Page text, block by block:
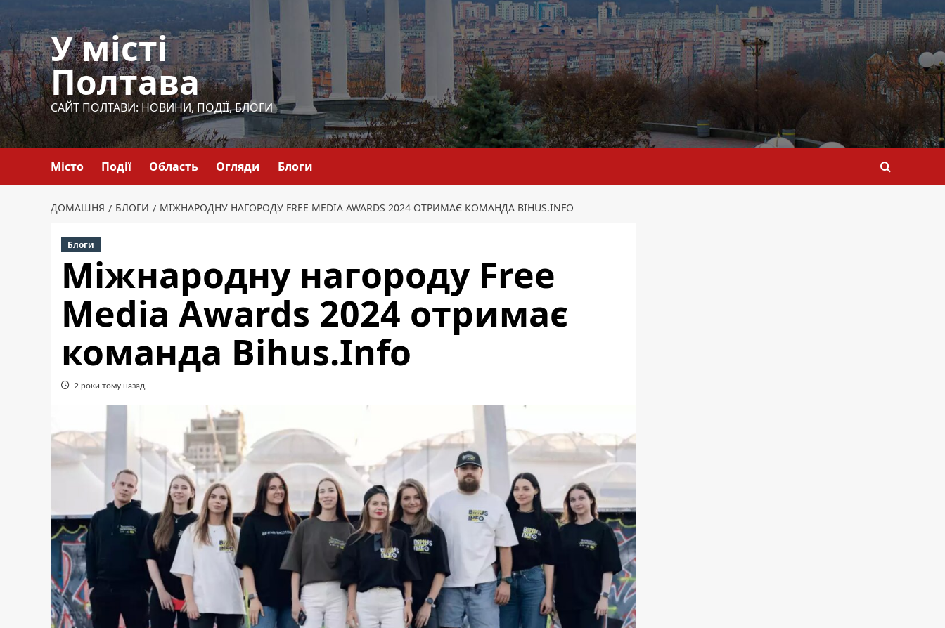
до
вмісту
У місті
Полтава
САЙТ ПОЛТАВИ: НОВИНИ, ПОДІЇ, БЛОГИ
Місто Події Область Огляди Блоги
ДОМАШНЯ БЛОГИ МІЖНАРОДНУ НАГОРОДУ FREE MEDIA AWARDS 2024 ОТРИМАЄ КОМАНДА BIHUS.INFO
Блоги
Міжнародну нагороду Free
Media Awards 2024 отримає
команда Bihus.Info
2 роки тому назад